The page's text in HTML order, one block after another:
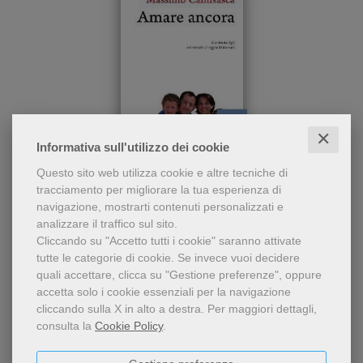
Informativa sull'utilizzo dei cookie ✕
Questo sito web utilizza cookie e altre tecniche di
tracciamento per migliorare la tua esperienza di
navigazione, mostrarti contenuti personalizzati e
analizzare il traffico sul sito.
Cliccando su "Accetto tutti i cookie" saranno attivate
tutte le categorie di cookie. Se invece vuoi decidere
quali accettare, clicca su "Gestione preferenze", oppure
accetta solo i cookie essenziali per la navigazione
cliccando sulla X in alto a destra. Per maggiori dettagli,
consulta la Cookie Policy.
in una società «liquida» e
complessa che ha decretato
la crisi della famiglia,
l'autore vede,
Amare ancora
Massimo Camisasca
9,99 €